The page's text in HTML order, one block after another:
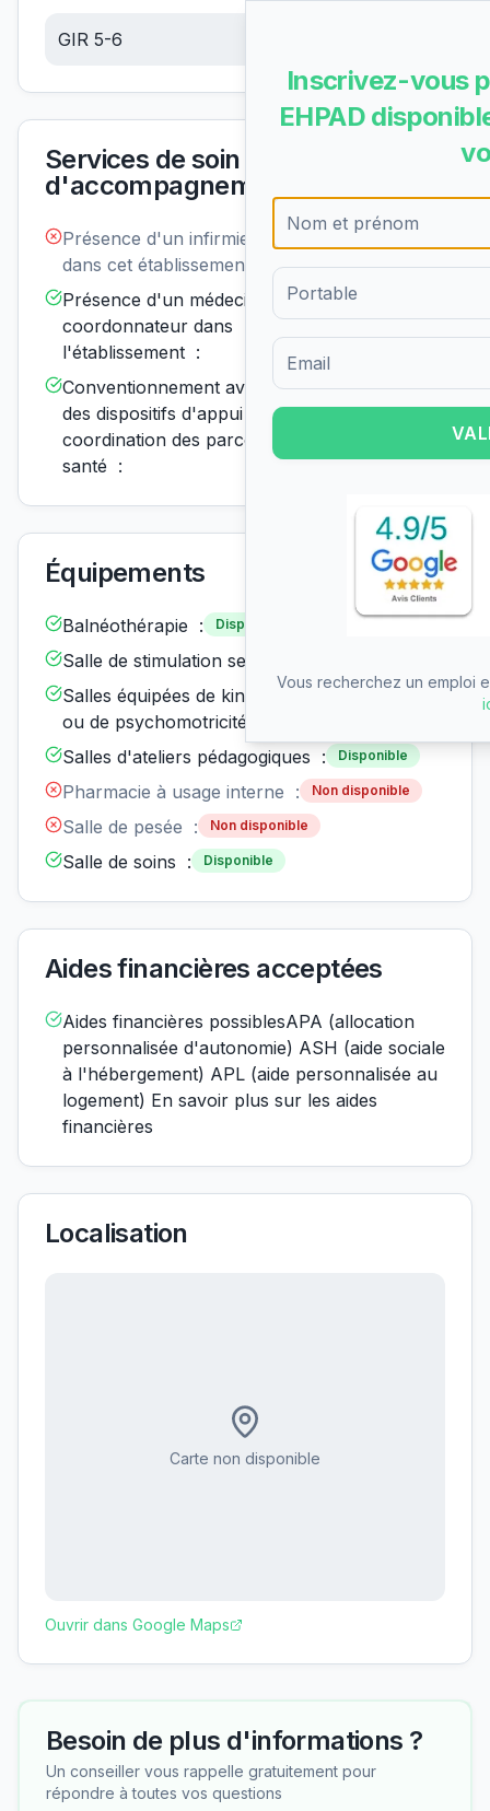
GIR 5-6
Services de soin et
d'accompagnement
Présence d'un infirmier de nuit
dans cet établissement :
disponible
Présence d'un médecin
coordonnateur dans
l'établissement :
Conventionnement avec un ou
des dispositifs d'appui à la
coordination des parcours de
santé :
Disponible
Équipements
Balnéothérapie : Disponible
Salle de stimulation sensorielle :
Salles équipées de kinésithérapie
ou de psychomotricité :
Salles d'ateliers pédagogiques : Disponible
Pharmacie à usage interne : Non disponible
Salle de pesée : Non disponible
Salle de soins : Disponible
Aides financières acceptées
Aides financières possiblesAPA (allocation
personnalisée d'autonomie) ASH (aide sociale
à l'hébergement) APL (aide personnalisée au
logement) En savoir plus sur les aides
financières
Localisation
Carte non disponible
Ouvrir dans Google Maps
Besoin de plus d'informations ?
Un conseiller vous rappelle gratuitement pour
répondre à toutes vos questions
Inscrivez-vous
EHPAD
Formulaire d'inscription pour
Vous recherchez un emploi